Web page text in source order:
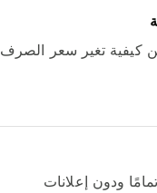
تغير سعر الصرف
ودون إعلانات